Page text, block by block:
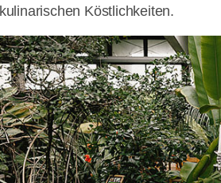
kulinarischen Köstlichkeiten.